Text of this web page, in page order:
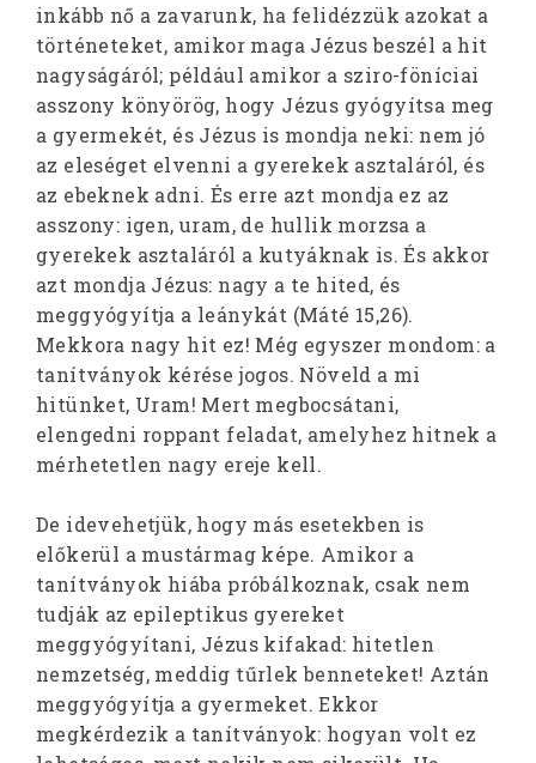
inkább nő a zavarunk, ha felidézzük azokat a
történeteket, amikor maga Jézus beszél a hit
nagyságáról; például amikor a sziro-föníciai
asszony könyörög, hogy Jézus gyógyítsa meg
a gyermekét, és Jézus is mondja neki: nem jó
az eleséget elvenni a gyerekek asztaláról, és
az ebeknek adni. És erre azt mondja ez az
asszony: igen, uram, de hullik morzsa a
gyerekek asztaláról a kutyáknak is. És akkor
azt mondja Jézus: nagy a te hited, és
meggyógyítja a leánykát (Máté 15,26).
Mekkora nagy hit ez! Még egyszer mondom: a
tanítványok kérése jogos. Növeld a mi
hitünket, Uram! Mert megbocsátani,
elengedni roppant feladat, amelyhez hitnek a
mérhetetlen nagy ereje kell.
De idevehetjük, hogy más esetekben is
előkerül a mustármag képe. Amikor a
tanítványok hiába próbálkoznak, csak nem
tudják az epileptikus gyereket
meggyógyítani, Jézus kifakad: hitetlen
nemzetség, meddig tűrlek benneteket! Aztán
meggyógyítja a gyermeket. Ekkor
megkérdezik a tanítványok: hogyan volt ez